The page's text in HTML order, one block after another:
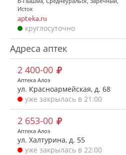
Исток
apteka.ru
круглосуточно
Адреса аптек
2 400-00
Аптека Алоэ
ул. Красноармейская, д. 68
уже закрылась в 21:00
2 653-00
Аптека Алоэ
ул. Халтурина, д. 55
уже закрылась в 22:00